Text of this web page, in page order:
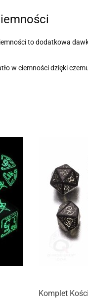
to dodatkowa
w ciemności dzięki
Komplet